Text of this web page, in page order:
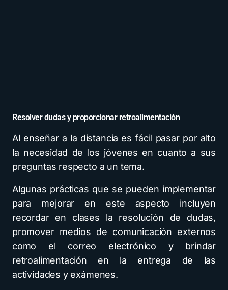
Resolver dudas y proporcionar retroalimentación
Al enseñar a la distancia es fácil pasar por alto
la necesidad de los jóvenes en cuanto a sus
preguntas respecto a un tema.
Algunas prácticas que se pueden implementar
para mejorar en este aspecto incluyen
recordar en clases la resolución de dudas,
promover medios de comunicación externos
como el correo electrónico y brindar
retroalimentación en la entrega de las
actividades y exámenes.